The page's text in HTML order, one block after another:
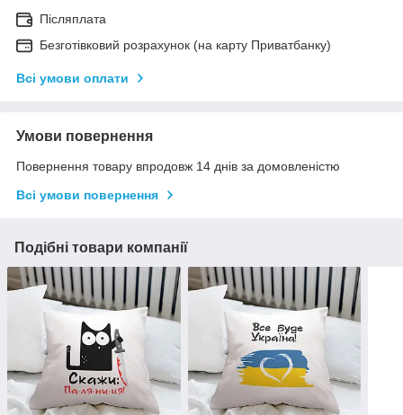
Післяплата
Безготівковий розрахунок (на карту Приватбанку)
Всі умови оплати
Умови повернення
Повернення товару впродовж 14 днів за домовленістю
Всі умови повернення
Подібні товари компанії